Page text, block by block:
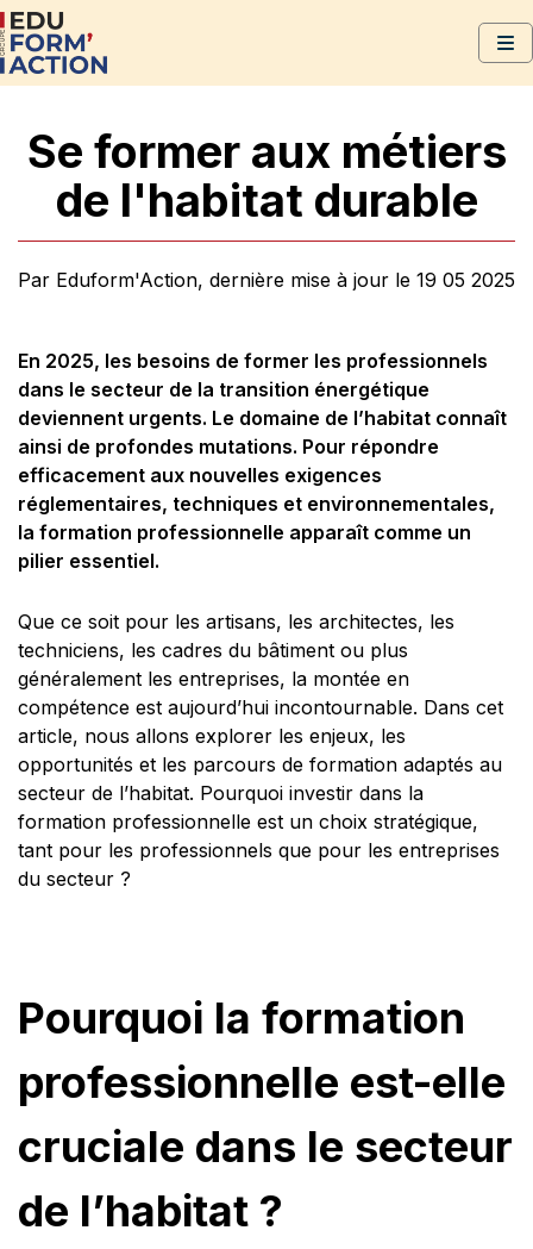
Se former aux métiers
de l'habitat durable
Par Eduform'Action, dernière mise à jour le 19 05 2025
En 2025, les besoins de former les professionnels
dans le secteur de la transition énergétique
deviennent urgents. Le domaine de l’habitat connaît
ainsi de profondes mutations. Pour répondre
efficacement aux nouvelles exigences
réglementaires, techniques et environnementales,
la formation professionnelle apparaît comme un
pilier essentiel.
Que ce soit pour les artisans, les architectes, les
techniciens, les cadres du bâtiment ou plus
généralement les entreprises, la montée en
compétence est aujourd’hui incontournable. Dans cet
article, nous allons explorer les enjeux, les
opportunités et les parcours de formation adaptés au
secteur de l’habitat. Pourquoi investir dans la
formation professionnelle est un choix stratégique,
tant pour les professionnels que pour les entreprises
du secteur ?
Pourquoi la formation
professionnelle est-elle
cruciale dans le secteur
de l’habitat ?